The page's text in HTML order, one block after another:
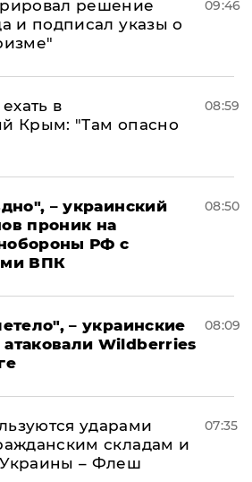
решение
и подписал указы о
09:46
в
Крым: "Там опасно
08:59
– украинский
проник на
РФ с
ВПК
08:50
– украинские
Wildberries
08:09
ударами
складам и
– Флеш
07:35